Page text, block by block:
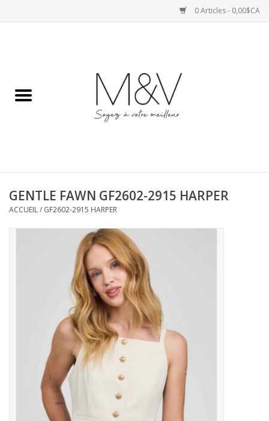
0 Articles - 0,00$CA
SPORTS
BAS
ACCESSOIRES
MAILLOTS DE BAIN
Marques
GENTLE FAWN GF2602-2915 HARPER
ACCUEIL/ GF2602-2915 HARPER